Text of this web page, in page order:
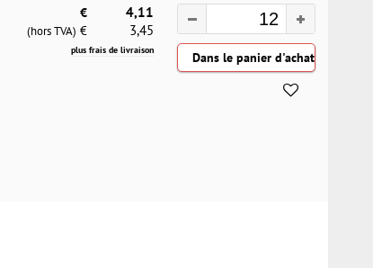
€ 4,11
(hors TVA) € 3,45
plus frais de livraison